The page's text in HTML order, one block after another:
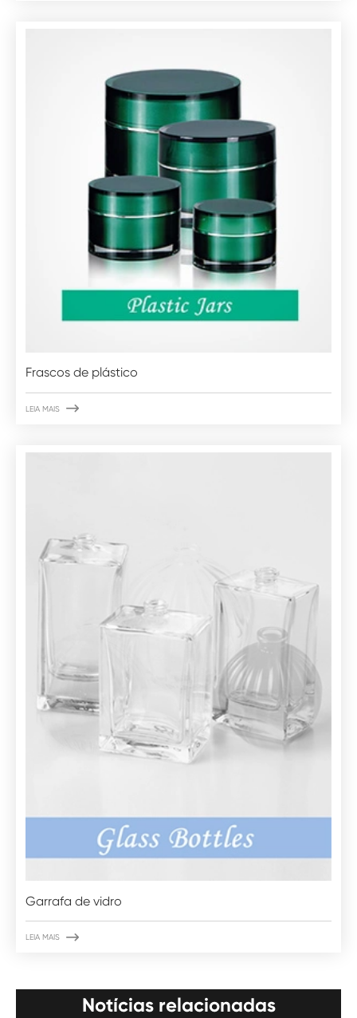
Frascos de plástico
LEIA MAIS 
Garrafa de vidro
LEIA MAIS 
Notícias relacionadas